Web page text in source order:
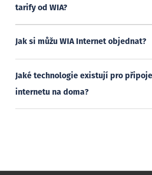
tarify od WIA?
Jak si můžu WIA Internet objednat?
Jaké technologie existují pro
internetu na doma?